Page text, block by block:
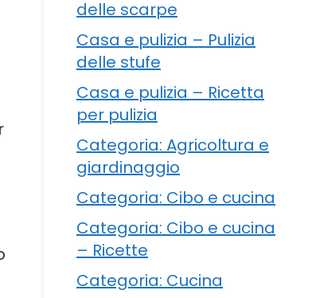
delle scarpe
Casa e pulizia – Pulizia
delle stufe
Casa e pulizia – Ricetta
per pulizia
Categoria: Agricoltura e
giardinaggio
Categoria: Cibo e cucina
Categoria: Cibo e cucina
– Ricette
Categoria: Cucina